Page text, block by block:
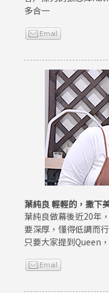
多合一
葉純良 輕輕的，撒下
葉純良做幕後近20年
要深厚，懂得低調而
只要大家提到Queen